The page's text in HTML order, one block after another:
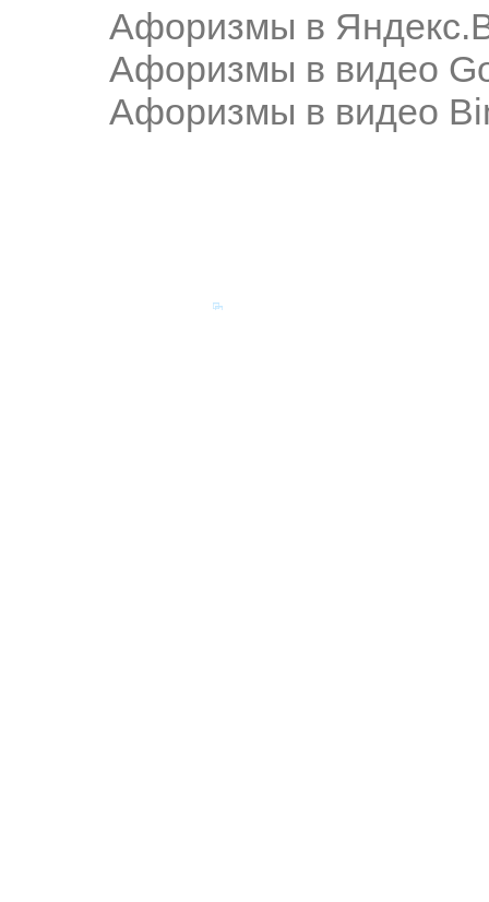
Афоризмы в
Афоризмы в видео
Афоризмы в видео